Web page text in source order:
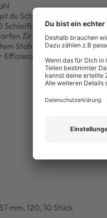
du Schleifmittel, die schnell
Schleifband entwickelt,
Zirkoniumoxidkörnern
Stahl arbeitest. Dank
schleifen, während
mm, 120, 10 Stück